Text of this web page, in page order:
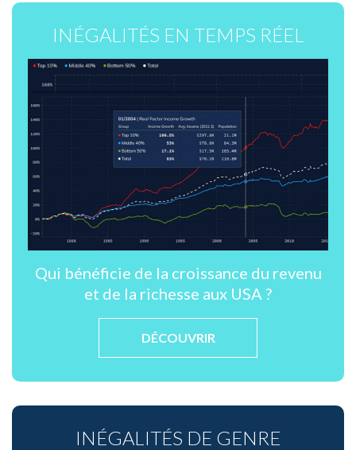
INÉGALITÉS EN TEMPS RÉEL
Qui bénéficie de la croissance du revenu
et de la richesse aux USA ?
DÉCOUVRIR
INÉGALITÉS DE GENRE